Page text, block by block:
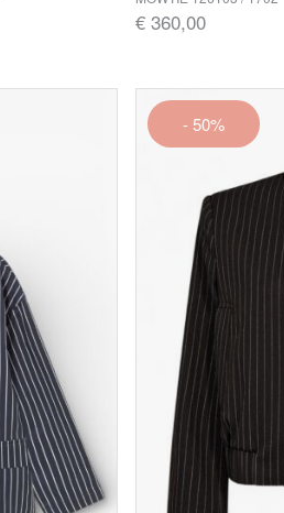
€ 360,00
- 50%